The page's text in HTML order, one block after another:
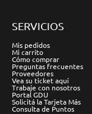
SERVICIOS
Mis pedidos
Mi carrito
Cómo comprar
Preguntas frecuentes
Proveedores
Vea su ticket aquí
Trabaje con nosotros
Portal GDU
Solicitá la Tarjeta Más
Consulta de Puntos